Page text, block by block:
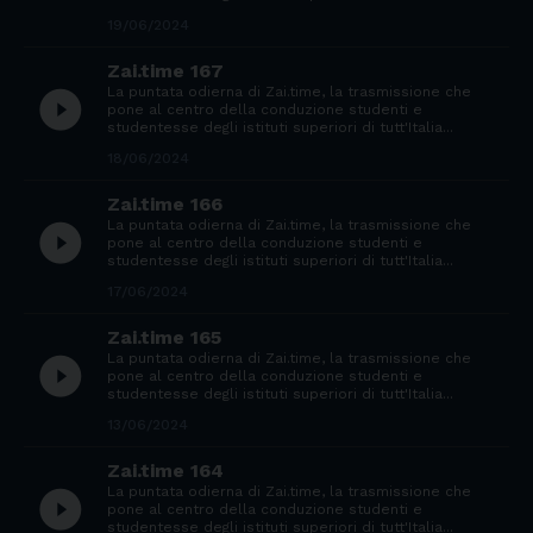
play_circle_filled
Zai.time 167
La puntata odierna di Zai.time, la trasmissione che
pone al centro della conduzione studenti e
studentesse degli istituti superiori di tutt'Italia...
play_circle_filled
Zai.time 166
La puntata odierna di Zai.time, la trasmissione che
pone al centro della conduzione studenti e
studentesse degli istituti superiori di tutt'Italia...
play_circle_filled
Zai.time 165
La puntata odierna di Zai.time, la trasmissione che
pone al centro della conduzione studenti e
studentesse degli istituti superiori di tutt'Italia...
play_circle_filled
Zai.time 164
La puntata odierna di Zai.time, la trasmissione che
pone al centro della conduzione studenti e
studentesse degli istituti superiori di tutt'Italia...